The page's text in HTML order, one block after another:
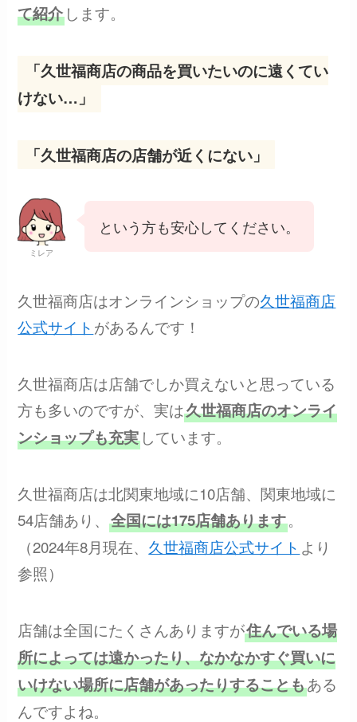
て紹介 します。
「久世福商店の商品を買いたいのに遠くてい
けない…」
「久世福商店の店舗が近くにない」
ミレア
という方も安心してください。
久世福商店はオンラインショップの久世福商店
公式サイト があるんです！
久世福商店は店舗でしか買えないと思っている
方も多いのですが、実は久世福商店のオンライ
ンショップも充実 しています。
久世福商店は北関東地域に10店舗、関東地域に
54店舗あり、全国には175店舗あります。
（2024年8月現在、 久世福商店公式サイト より
参照）
店舗は全国にたくさんありますが住んでいる場
所によっては遠かったり、なかなかすぐ買いに
いけない場所に店舗があったりすることもある
んですよね。